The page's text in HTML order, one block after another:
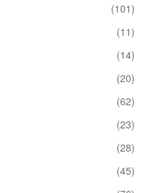
(101)
(11)
(14)
(20)
(62)
(23)
(28)
(45)